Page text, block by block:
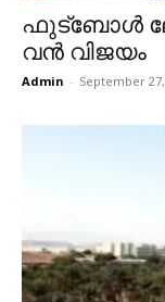
ഫുട്ബോൾ
വൻ വിജയം
Admin - September 27,